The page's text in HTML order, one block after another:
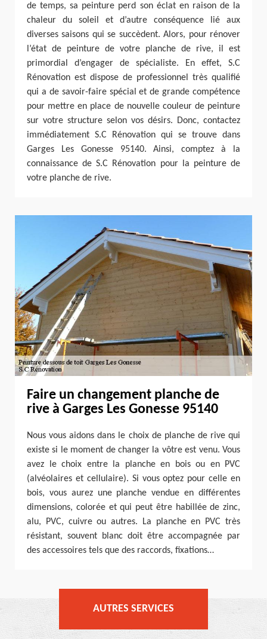
de temps, sa peinture perd son éclat en raison de la
chaleur du soleil et d’autre conséquence lié aux
diverses saisons qui se succèdent. Alors, pour rénover
l’état de peinture de votre planche de rive, il est
primordial d’engager de spécialiste. En effet, S.C
Rénovation est dispose de professionnel très qualifié
qui a de savoir-faire spécial et de grande compétence
pour mettre en place de nouvelle couleur de peinture
sur votre structure selon vos désirs. Donc, contactez
immédiatement S.C Rénovation qui se trouve dans
Garges Les Gonesse 95140. Ainsi, comptez à la
connaissance de S.C Rénovation pour la peinture de
votre planche de rive.
Faire un changement planche de
rive à Garges Les Gonesse 95140
Nous vous aidons dans le choix de planche de rive qui
existe si le moment de changer la vôtre est venu. Vous
avez le choix entre la planche en bois ou en PVC
(alvéolaires et cellulaire). Si vous optez pour celle en
bois, vous aurez une planche vendue en différentes
dimensions, colorée et qui peut être habillée de zinc,
alu, PVC, cuivre ou autres. La planche en PVC très
résistant, souvent blanc doit être accompagnée par
des accessoires tels que des raccords, fixations…
AUTRES SERVICES